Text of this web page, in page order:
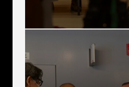
ルラク大佐に、新型コ
ロナウイルス関連情報
についてインタビュー